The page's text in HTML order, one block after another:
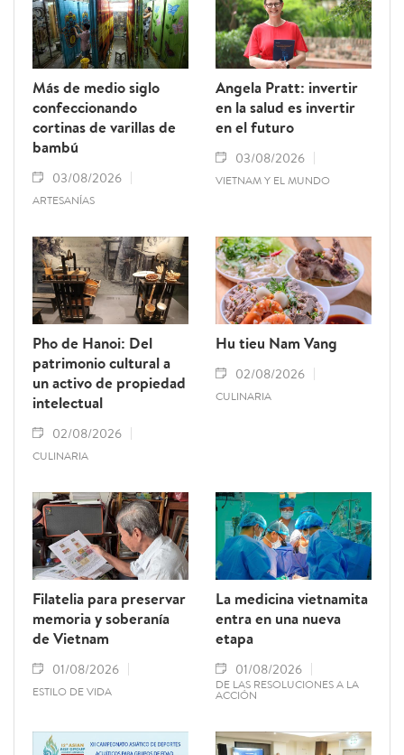
Más de medio siglo
confeccionando
cortinas de varillas de
bambú
03/08/2026
ARTESANÍAS
Angela Pratt: invertir
en la salud es invertir
en el futuro
03/08/2026
VIETNAM Y EL MUNDO
Pho de Hanoi: Del
patrimonio cultural a
un activo de propiedad
intelectual
02/08/2026
CULINARIA
Hu tieu Nam Vang
02/08/2026
CULINARIA
Filatelia para preservar
memoria y soberanía
de Vietnam
01/08/2026
ESTILO DE VIDA
La medicina vietnamita
entra en una nueva
etapa
01/08/2026
DE LAS RESOLUCIONES A LA
ACCIÓN